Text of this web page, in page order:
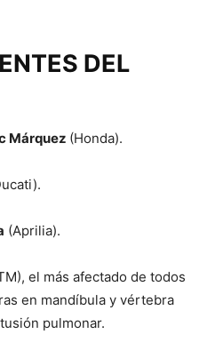
DEL
Márquez (Honda).
(Aprilia).
el más afectado de todos
en mandíbula y vértebra
pulmonar.